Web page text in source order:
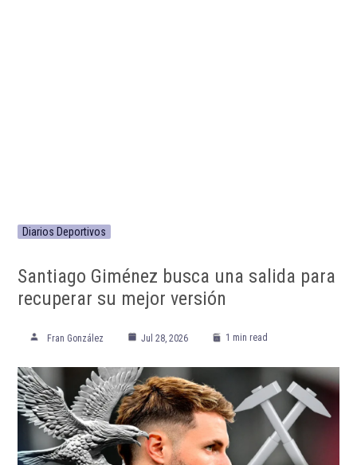
Diarios Deportivos
Santiago Giménez busca una salida para
recuperar su mejor versión
Fran González Jul 28, 2026 1 min read